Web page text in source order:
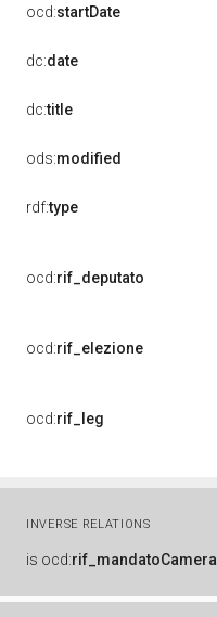
ocd:startDate
dc:date
dc:title
ods:modified
rdf:type
ocd:rif_deputato
ocd:rif_elezione
ocd:rif_leg
INVERSE RELATIONS
is ocd:rif_mandatoCamera